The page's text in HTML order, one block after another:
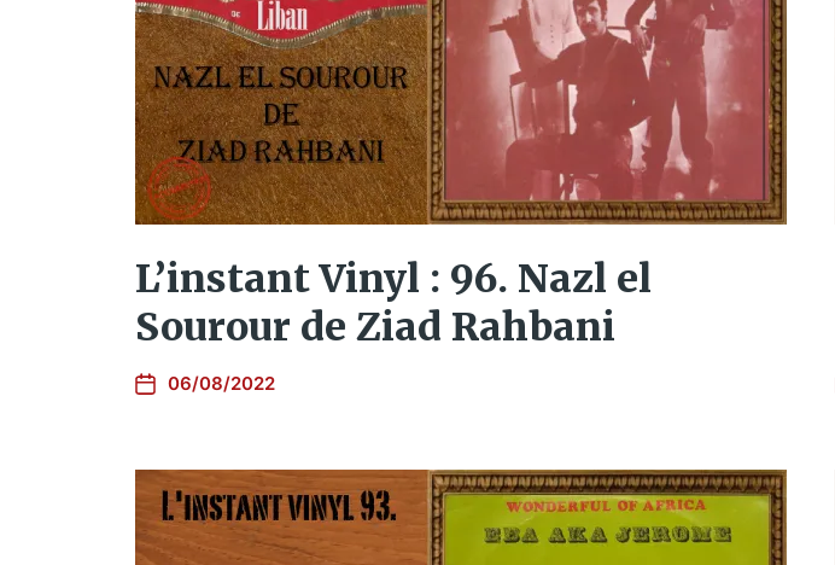
L’instant Vinyl : 96. Nazl el
Sourour de Ziad Rahbani
06/08/2022